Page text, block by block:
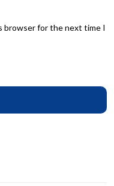
browser for the next time I